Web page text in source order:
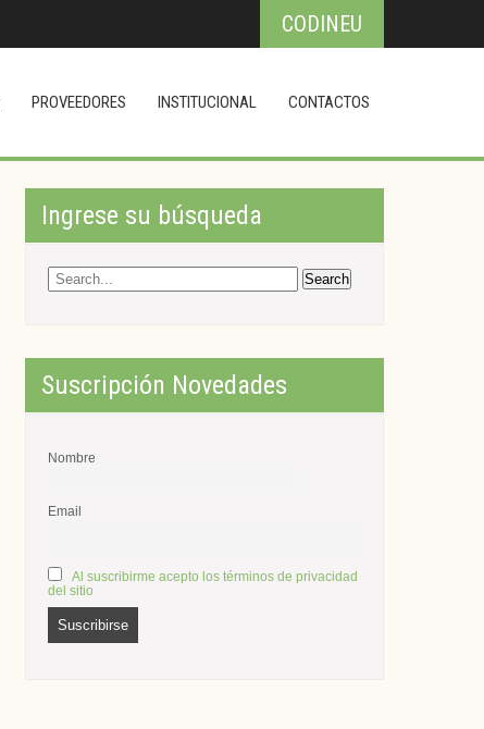
CODINEU
PROVEEDORES INSTITUCIONAL CONTACTOS
Ingrese su búsqueda
Suscripción Novedades
Nombre
Email
Al suscribirme acepto los términos de privacidad
del sitio